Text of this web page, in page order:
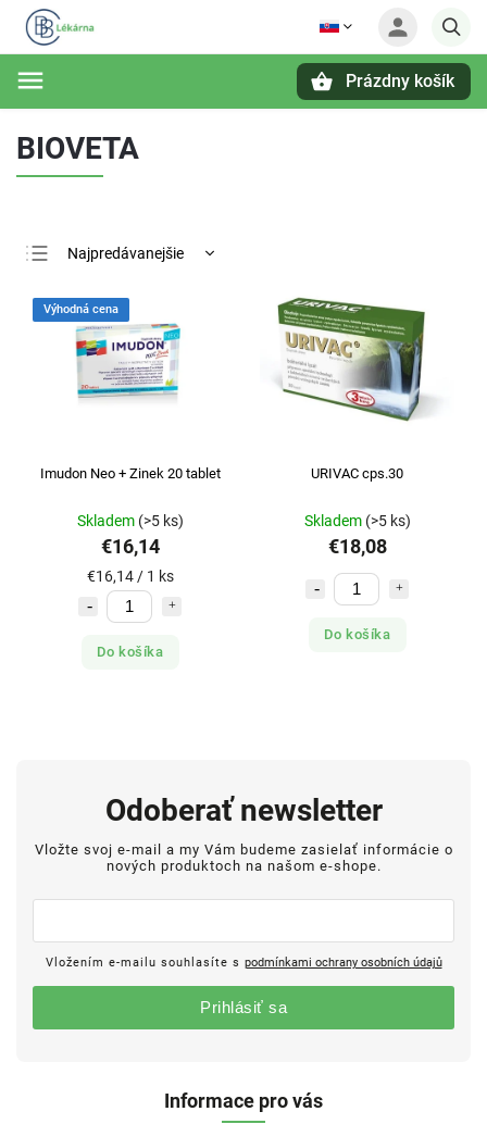
Prázdny košík
BIOVETA
Najpredávanejšie
Najdrahšie
Abecedne
Výhodná cena
Imudon Neo + Zinek 20 tablet
Skladem (>5 ks)
€16,14
€16,14 / 1 ks
Do košíka
URIVAC cps.30
Skladem (>5 ks)
€18,08
Do košíka
Informace pro vás
Odoberať newsletter
Vložte svoj e-mail a my Vám budeme zasielať informácie o
nových produktoch na našom e-shope.
Vložením e-mailu souhlasíte s podmínkami ochrany osobních údajů
Prihlásiť sa